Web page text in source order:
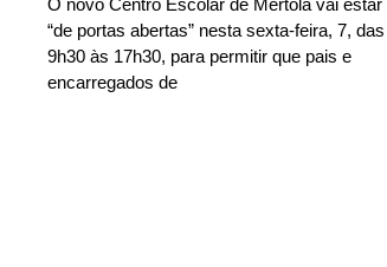
“de portas abertas” nesta sexta-feira, 7, das
9h30 às 17h30, para permitir que pais e
encarregados de